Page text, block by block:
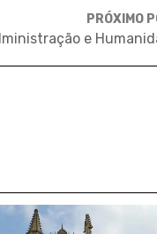
PRÓXIMO